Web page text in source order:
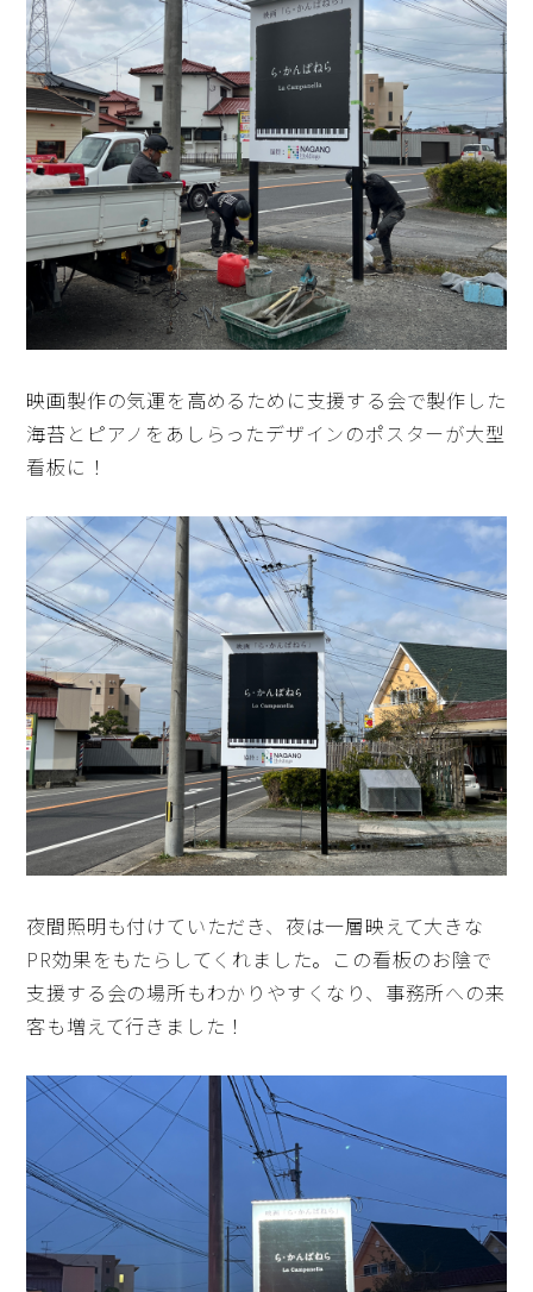
映画製作の気運を高めるために支援する会で製作した
海苔とピアノをあしらったデザインのポスターが大型
看板に！
夜間照明も付けていただき、夜は一層映えて大きな
PR効果をもたらしてくれました。この看板のお陰で
支援する会の場所もわかりやすくなり、事務所への来
客も増えて行きました！